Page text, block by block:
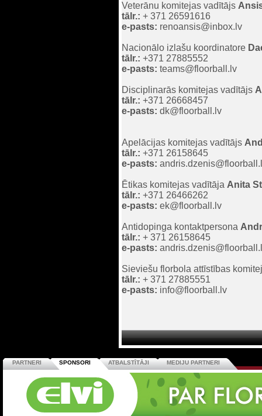
Veterānu komitejas vadītājs
tālr.: + 371 26591616
e-pasts: renoansis@inbox.lv
Nacionālo izlašu koordinatore
tālr.: +371 27885552
e-pasts: teams@floorball.lv
Disciplinarās komitejas vadītājs
tālr.: +371 26668457
e-pasts: dk@floorball.lv
Apelācijas komitejas vadītājs
tālr.: +371 26158645
e-pasts:
Ētikas komitejas vadītāja Anita
tālr.: +371 26466262
e-pasts: ek@floorball.lv
Antidopinga kontaktpersona
tālr.: + 371 26158645
e-pasts:
Sieviešu florbola attīstības
tālr.: + 371 27885551
e-pasts: info@floorball.lv
PARTNERI SPONSORI ATBALSTĪTĀJI MEDIJU PARTNERI